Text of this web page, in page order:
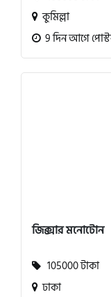
কুমিল্লা
9 দিন আগে
জিক্সার মনোটোন
105000 টাকা
ঢাকা